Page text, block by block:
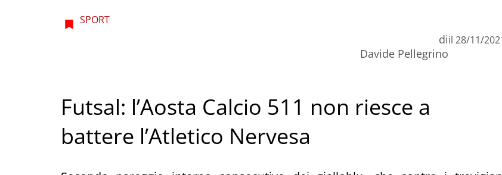
SPORT
di
Davide Pellegrino
il 28/11/
Futsal: l’Aosta Calcio 511 non riesce a
battere l’Atletico Nervesa